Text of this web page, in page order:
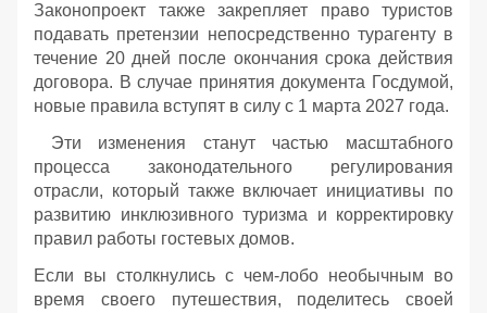
Законопроект также закрепляет право туристов
подавать претензии непосредственно турагенту в
течение 20 дней после окончания срока действия
договора. В случае принятия документа Госдумой,
новые правила вступят в силу с 1 марта 2027 года.
Эти изменения станут частью масштабного
процесса законодательного регулирования
отрасли, который также включает инициативы по
развитию инклюзивного туризма и корректировку
правил работы гостевых домов.
Если вы столкнулись с чем-лобо необычным во
время своего путешествия, поделитесь своей